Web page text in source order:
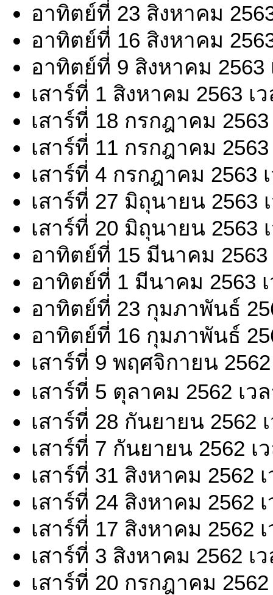
อาทิตย์ที่ 23 สิงหาคม
อาทิตย์ที่ 16 สิงหาคม
อาทิตย์ที่ 9 สิงหาคม 2563
เสาร์ที่ 1 สิงหาคม 2563 เ
เสาร์ที่ 18 กรกฎาคม
เสาร์ที่ 11 กรกฎาคม
เสาร์ที่ 4 กรกฎาคม 2563
เสาร์ที่ 27 มิถุนายน 2563
เสาร์ที่ 20 มิถุนายน 2563
อาทิตย์ที่ 15 มีนาคม 2563
อาทิตย์ที่ 1 มีนาคม 2563
อาทิตย์ที่ 23 กุมภาพันธ์
อาทิตย์ที่ 16 กุมภาพันธ์
เสาร์ที่ 9 พฤศจิกายน
เสาร์ที่ 5 ตุลาคม 2562 เว
เสาร์ที่ 28 กันยายน 2562
เสาร์ที่ 7 กันยายน 2562 เ
เสาร์ที่ 31 สิงหาคม 2562
เสาร์ที่ 24 สิงหาคม 2562
เสาร์ที่ 17 สิงหาคม 2562
เสาร์ที่ 3 สิงหาคม 2562 เ
เสาร์ที่ 20 กรกฎาคม